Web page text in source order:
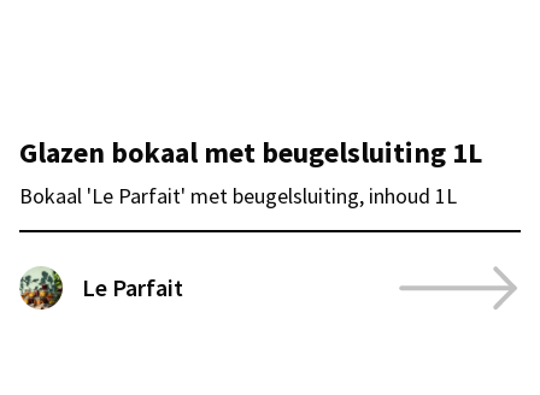
Glazen bokaal met beugelsluiting 1L
Bokaal 'Le Parfait' met beugelsluiting, inhoud 1L
Le Parfait